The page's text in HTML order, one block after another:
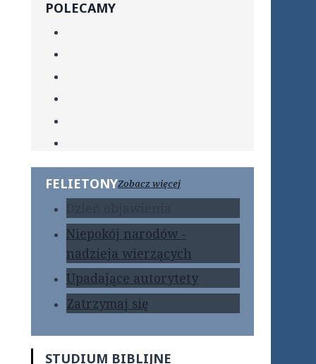
POLECAMY
FELIETONYZobacz więcej
Niepokój narodów -
nadzieja wierzących
Upadające autorytety
Zatrzymaj się
STUDIUM BIBLIJNE